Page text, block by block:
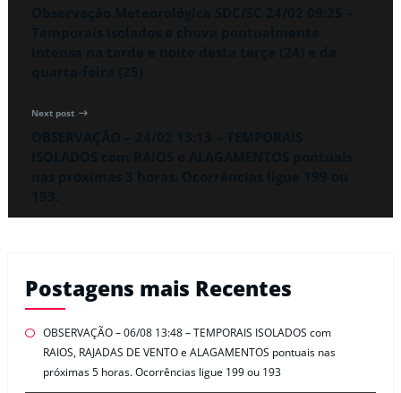
Next post
Postagens mais Recentes
OBSERVAÇÃO – 06/08 13:48 – TEMPORAIS ISOLADOS com
RAIOS, RAJADAS DE VENTO e ALAGAMENTOS pontuais nas
próximas 5 horas. Ocorrências ligue 199 ou 193